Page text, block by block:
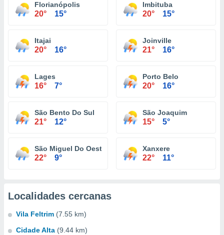
Florianópolis
20° 15°
Imbituba
20° 15°
Itajai
20° 16°
Joinville
21° 16°
Lages
16° 7°
Porto Belo
20° 16°
São Bento Do Sul
21° 12°
São Joaquim
15° 5°
São Miguel Do Oeste
22° 9°
Xanxere
22° 11°
Localidades cercanas
Vila Feltrim (7.55 km)
Cidade Alta (9.44 km)